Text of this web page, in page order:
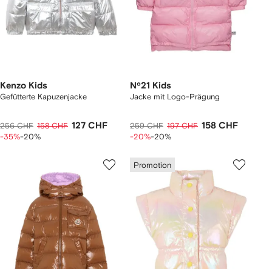
Kenzo Kids
Gefütterte Kapuzenjacke
256 CHF 158 CHF 127 CHF
-35%-20%
Nº21 Kids
Jacke mit Logo-Prägung
259 CHF 197 CHF 158 CHF
-20%-20%
Promotion